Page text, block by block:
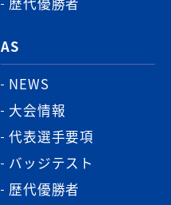
AS
NEWS
大会情報
代表選手要項
バッジテスト
歴代優勝者